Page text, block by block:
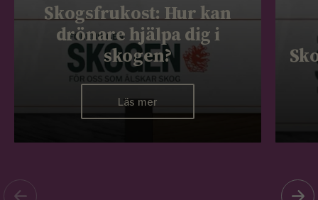
Skogsfrukost: Hur kan
drönare hjälpa dig i
skogen?
Läs mer